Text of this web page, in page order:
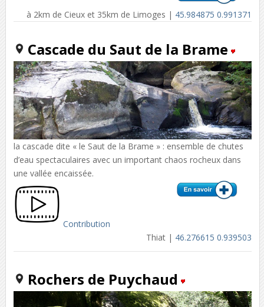
à 2km de Cieux et 35km de Limoges | 45.984875 0.991371
Cascade du Saut de la Brame
la cascade dite « le Saut de la Brame » : ensemble de chutes
d’eau spectaculaires avec un important chaos rocheux dans
une vallée encaissée.
Contribution
Thiat | 46.276615 0.939503
Rochers de Puychaud